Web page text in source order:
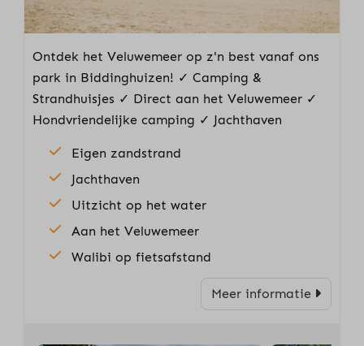
Ontdek het Veluwemeer op z'n best vanaf ons
park in Biddinghuizen! ✓ Camping &
Strandhuisjes ✓ Direct aan het Veluwemeer ✓
Hondvriendelijke camping ✓ Jachthaven
Eigen zandstrand
Jachthaven
Uitzicht op het water
Aan het Veluwemeer
Walibi op fietsafstand
Meer informatie